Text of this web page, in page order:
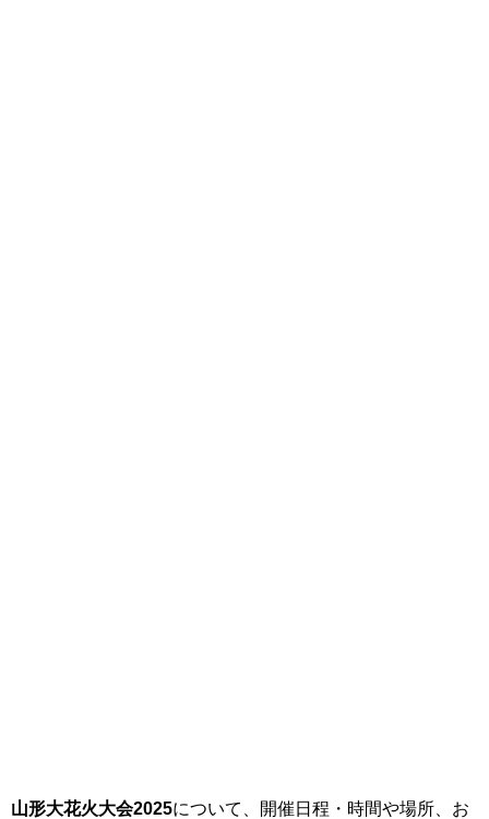
山形大花火大会2025について、開催日程・時間や場所、お